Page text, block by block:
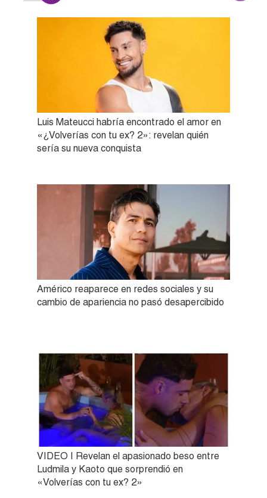
Luis Mateucci habría encontrado el amor en
«¿Volverías con tu ex? 2»: revelan quién
sería su nueva conquista
Américo reaparece en redes sociales y su
cambio de apariencia no pasó desapercibido
VIDEO | Revelan el apasionado beso entre
Ludmila y Kaoto que sorprendió en
«Volverías con tu ex? 2»